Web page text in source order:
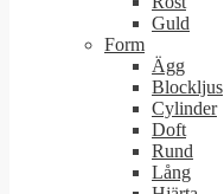
Guld
Form
Ägg
Blockljus
Cylinder
Doft
Rund
Lång